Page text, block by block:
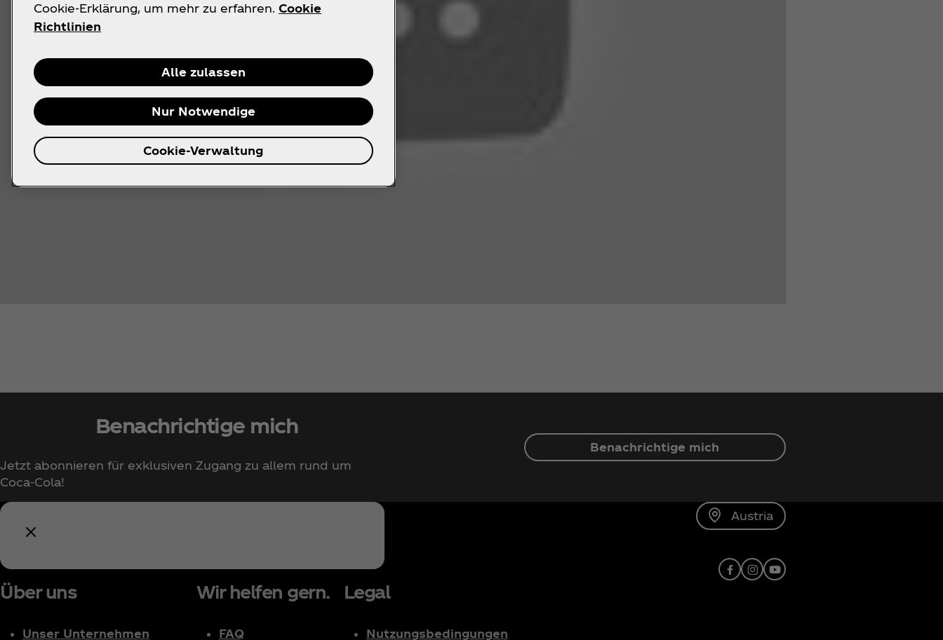
Benachrichtige mich
Jetzt abonnieren für exklusiven Zugang zu allem rund um
Coca‑Cola!
Benachrichtige mich
Austria
Über uns
Unser Unternehmen
Wir helfen gern.
FAQ
Legal
Nutzungsbedingungen
Facebook
Instagram
Youtube
Cookie-Erklärung, um mehr zu erfahren. Cookie
Richtlinien
Alle zulassen
Nur Notwendige
Cookie-Verwaltung